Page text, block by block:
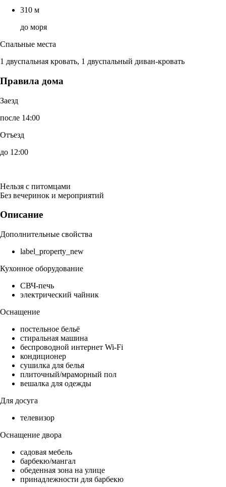
310 м
до моря
Спальные места
1 двуспальная кровать, 1 двуспальный диван-кровать
Правила дома
Заезд
после 14:00
Отъезд
до 12:00
Нельзя с питомцами
Без вечеринок и мероприятий
Описание
Дополнительные свойства
label_property_new
Кухонное оборудование
СВЧ-печь
электрический чайник
Оснащение
постельное бельё
стиральная машина
беспроводной интернет Wi-Fi
кондиционер
сушилка для белья
плиточный/мраморный пол
вешалка для одежды
Для досуга
телевизор
Оснащение двора
садовая мебель
барбекю/мангал
обеденная зона на улице
принадлежности для барбекю